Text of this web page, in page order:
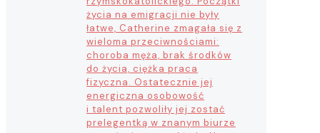
życia na emigracji nie były
łatwe, Catherine zmagała się z
wieloma przeciwnościami:
choroba męża, brak środków
do życia, ciężka praca
fizyczna. Ostatecznie jej
energiczna osobowość
i talent pozwoliły jej zostać
prelegentką w znanym biurze